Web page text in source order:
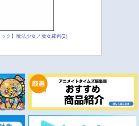
ック】魔法少女ノ魔女裁判(2)